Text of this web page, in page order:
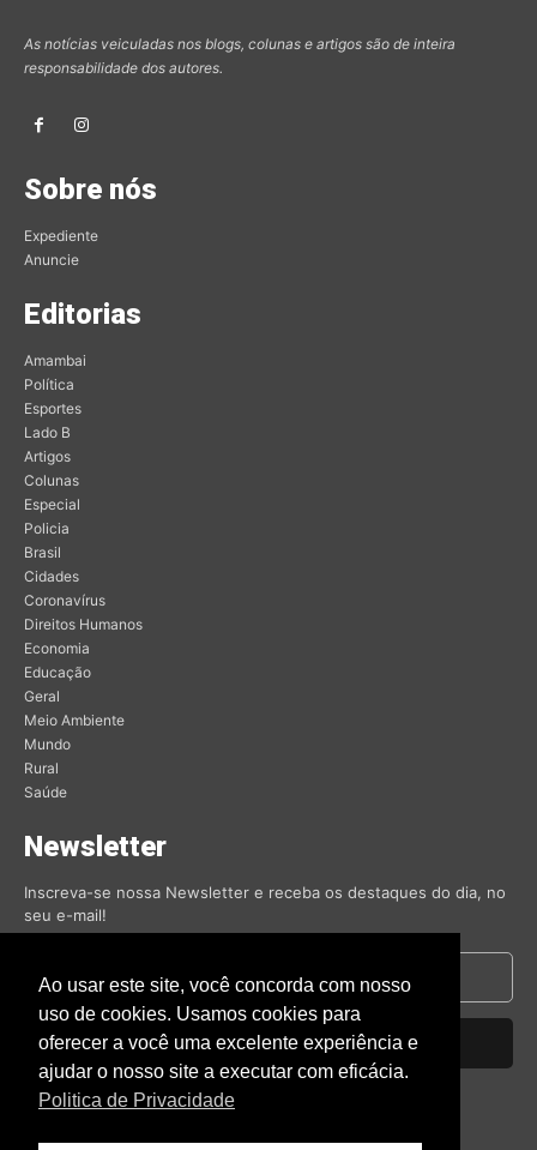
As notícias veiculadas nos blogs, colunas e artigos são de inteira
responsabilidade dos autores.
Sobre nós
Expediente
Anuncie
Editorias
Amambai
Política
Esportes
Lado B
Artigos
Colunas
Especial
Policia
Brasil
Cidades
Coronavírus
Direitos Humanos
Economia
Educação
Geral
Meio Ambiente
Mundo
Rural
Saúde
Newsletter
Inscreva-se nossa Newsletter e receba os destaques do dia, no
seu e-mail!
Inscrever-se
Nós respeitamos sua privacidade.
Ao usar este site, você concorda com nosso
uso de cookies. Usamos cookies para
oferecer a você uma excelente experiência e
ajudar o nosso site a executar com eficácia.
Politica de Privacidade